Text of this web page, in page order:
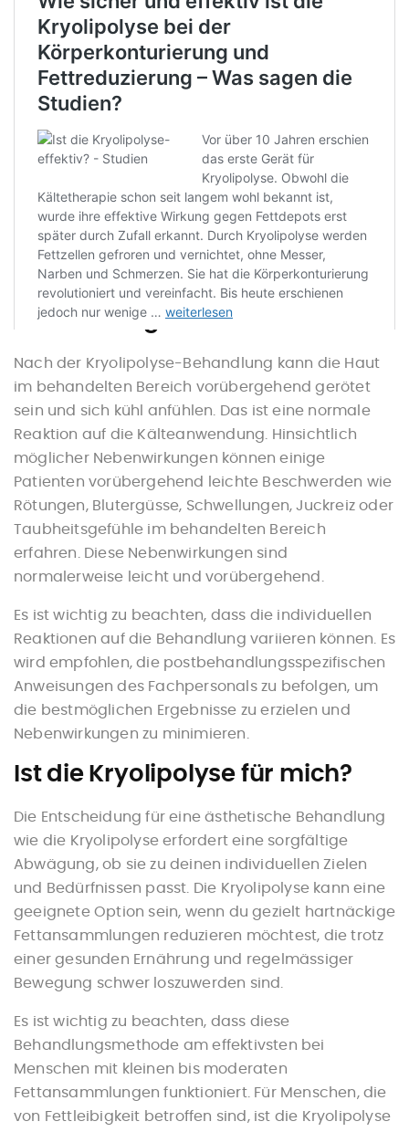
Mögliche Nebenwirkungen
nach einer Kryolipolyse-
Behandlung
Nach der Kryolipolyse-Behandlung kann die Haut
im behandelten Bereich vorübergehend gerötet
sein und sich kühl anfühlen. Das ist eine normale
Reaktion auf die Kälteanwendung. Hinsichtlich
möglicher Nebenwirkungen können einige
Patienten vorübergehend leichte Beschwerden wie
Rötungen, Blutergüsse, Schwellungen, Juckreiz oder
Taubheitsgefühle im behandelten Bereich
erfahren. Diese Nebenwirkungen sind
normalerweise leicht und vorübergehend.
Es ist wichtig zu beachten, dass die individuellen
Reaktionen auf die Behandlung variieren können. Es
wird empfohlen, die postbehandlungsspezifischen
Anweisungen des Fachpersonals zu befolgen, um
die bestmöglichen Ergebnisse zu erzielen und
Nebenwirkungen zu minimieren.
Ist die Kryolipolyse für mich?
Die Entscheidung für eine ästhetische Behandlung
wie die Kryolipolyse erfordert eine sorgfältige
Abwägung, ob sie zu deinen individuellen Zielen
und Bedürfnissen passt. Die Kryolipolyse kann eine
geeignete Option sein, wenn du gezielt hartnäckige
Fettansammlungen reduzieren möchtest, die trotz
einer gesunden Ernährung und regelmässiger
Bewegung schwer loszuwerden sind.
Es ist wichtig zu beachten, dass diese
Behandlungsmethode am effektivsten bei
Menschen mit kleinen bis moderaten
Fettansammlungen funktioniert. Für Menschen, die
von Fettleibigkeit betroffen sind, ist die Kryolipolyse